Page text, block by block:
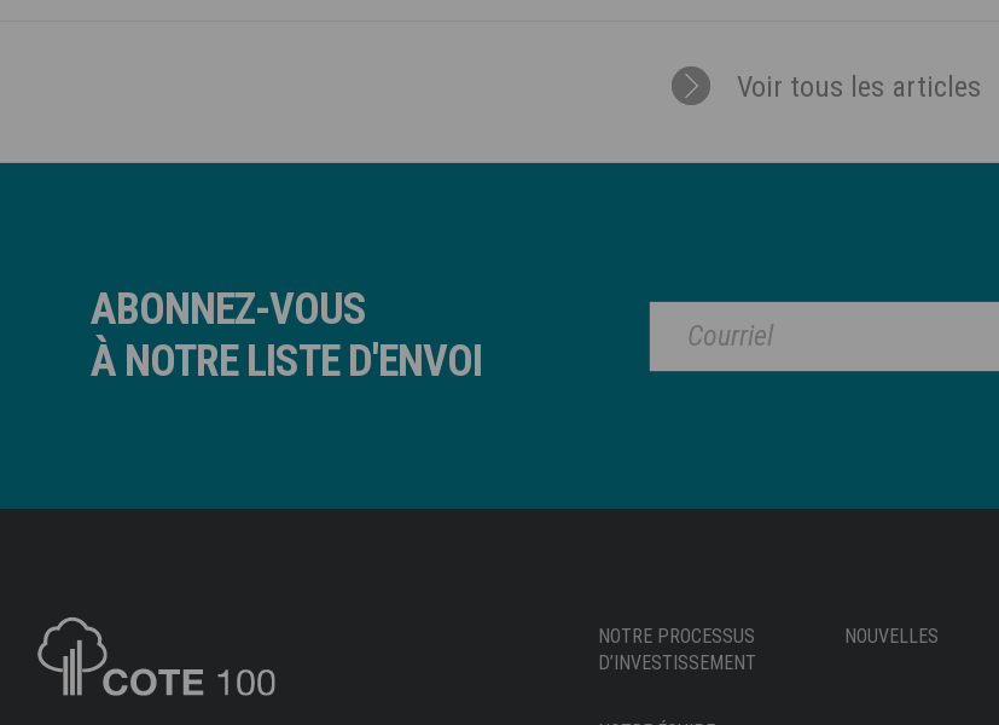
Voir tous les articles
ABONNEZ-VOUS
À NOTRE LISTE D'ENVOI
NOTRE PROCESSUS
D’INVESTISSEMENT
NOUVELLES